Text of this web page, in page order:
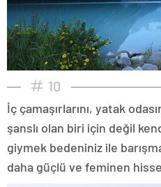
10
İç çamaşırlarını, yatak
şanslı olan biri için değil
giymek bedeniniz ile
daha güçlü ve feminen